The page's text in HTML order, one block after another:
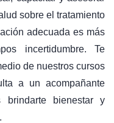
sobre el tratamiento
adecuada es más
incertidumbre. Te
de nuestros cursos
a un acompañante
brindarte bienestar y